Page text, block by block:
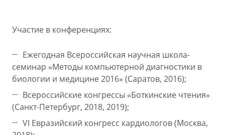
Участие в конференциях:
Ежегодная Всероссийская научная школа-
семинар «Методы компьютерной диагностики в
биологии и медицине 2016» (Саратов, 2016);
Всероссийские конгрессы «Боткинские чтения»
(Санкт-Петербург, 2018, 2019);
VI Евразийский конгресс кардиологов (Москва,